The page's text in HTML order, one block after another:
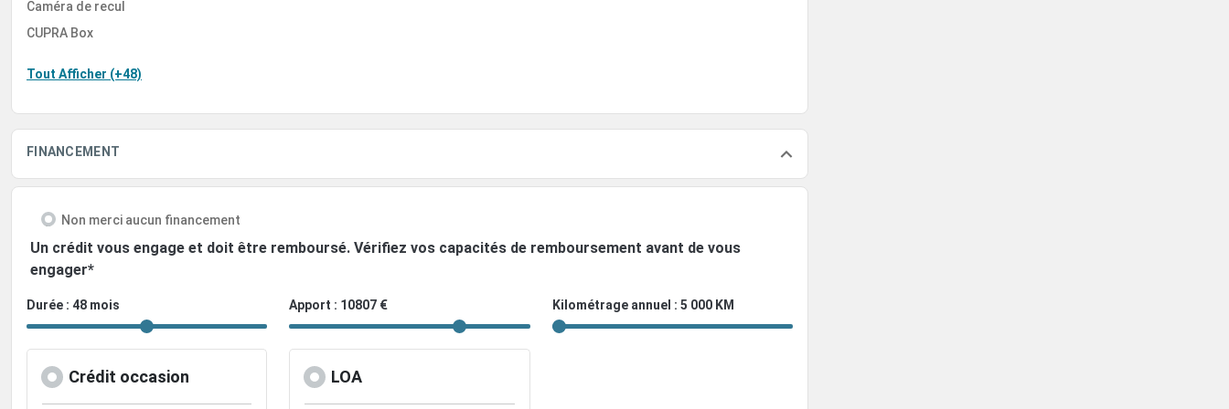
Caméra de recul
CUPRA Box
Tout Afficher (+48)
FINANCEMENT
Non merci aucun financement
Un crédit vous engage et doit être remboursé. Vérifiez vos capacités de remboursement avant de vous
engager*
Durée : 48 mois Apport : 10807 € Kilométrage annuel : 5 000 KM
Crédit occasion LOA